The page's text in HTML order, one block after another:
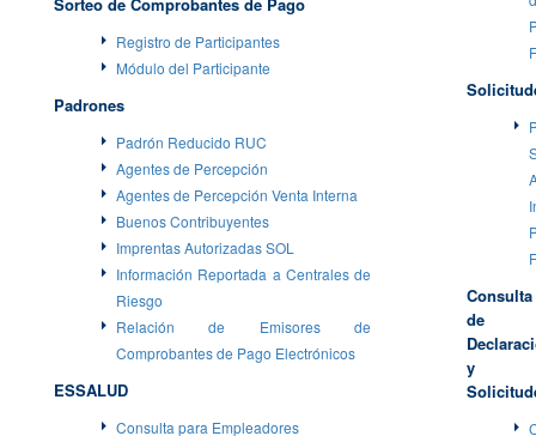
Registro de Participantes
Módulo del Participante
Padrones
Padrón Reducido RUC
Agentes de Percepción
Agentes de Percepción Venta Interna
Buenos Contribuyentes
Imprentas Autorizadas SOL
Información Reportada a Centrales de
Riesgo
Relación de Emisores de
Comprobantes de Pago Electrónicos
ESSALUD
Consulta para Empleadores
Consulta
de
y